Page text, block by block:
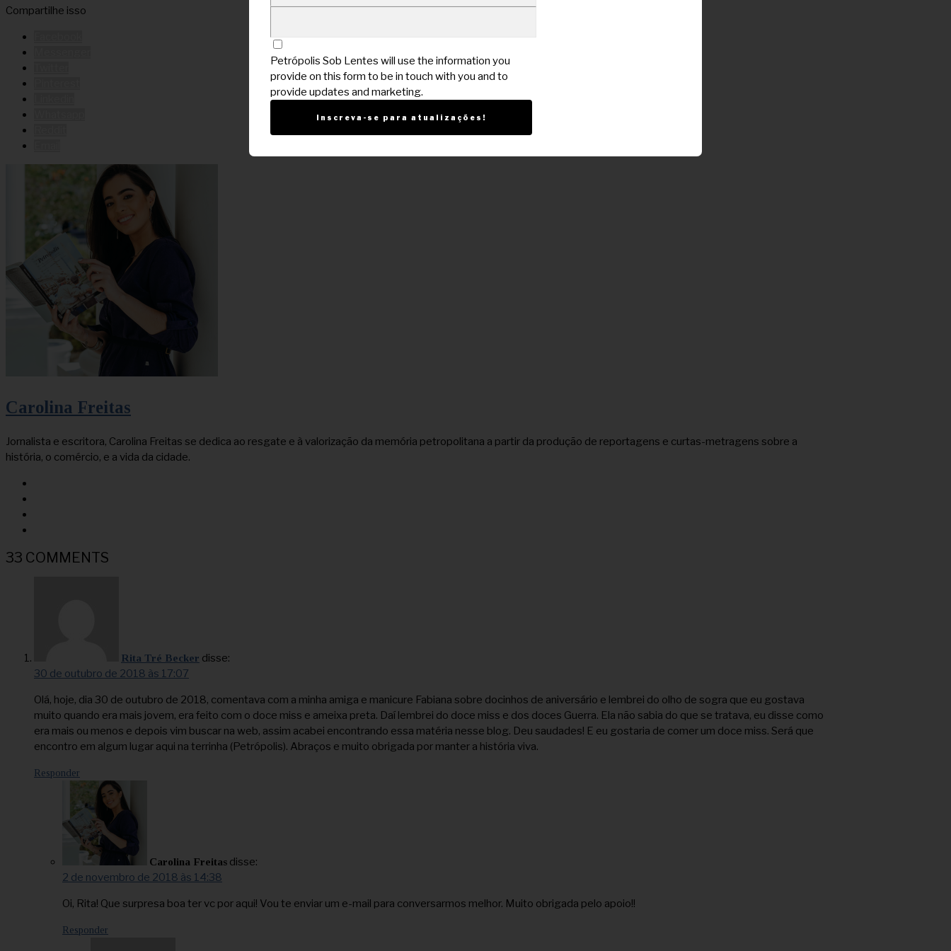
Compartilhe isso
Carolina Freitas
Jornalista e escritora, Carolina Freitas se dedica ao resgate e à valorização da memória petropolitana a partir da produção de reportagens e curtas-metragens sobre a
história, o comércio, e a vida da cidade.
33 COMMENTS
Rita Tré Becker disse:
30 de outubro de 2018 às 17:07
Olá, hoje, dia 30 de outubro de 2018, comentava com a minha amiga e manicure Fabiana sobre docinhos de aniversário e lembrei do olho de sogra que eu gostava
muito quando era mais jovem, era feito com o doce miss e ameixa preta. Daí lembrei do doce miss e dos doces Guerra. Ela não sabia do que se tratava, eu disse como
era mais ou menos e depois vim buscar na web, assim acabei encontrando essa matéria nesse blog. Deu saudades! E eu gostaria de comer um doce miss. Será que
encontro em algum lugar aqui na terrinha (Petrópolis). Abraços e muito obrigada por manter a história viva.
Responder
Carolina Freitas disse:
2 de novembro de 2018 às 14:38
Oi, Rita! Que surpresa boa ter vc por aqui! Vou te enviar um e-mail para conversarmos melhor. Muito obrigada pelo apoio!!
Responder
Petrópolis Sob Lentes will use the information you
provide on this form to be in touch with you and to
provide updates and marketing.